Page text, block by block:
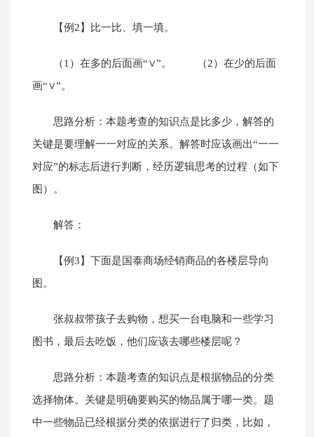
【例2】比一比、填一填。
（1）在多的后面画“∨”。 （2）在少的后面
画“∨”。
思路分析：本题考查的知识点是比多少，解答的
关键是要理解一一对应的关系。解答时应该画出“一一
对应”的标志后进行判断，经历逻辑思考的过程（如下
图）。
解答：
【例3】下面是国泰商场经销商品的各楼层导向
图。
张叔叔带孩子去购物，想买一台电脑和一些学习
图书，最后去吃饭，他们应该去哪些楼层呢？
思路分析：本题考查的知识点是根据物品的分类
选择物体。关键是明确要购买的物品属于哪一类。题
中一些物品已经根据分类的依据进行了归类，比如，